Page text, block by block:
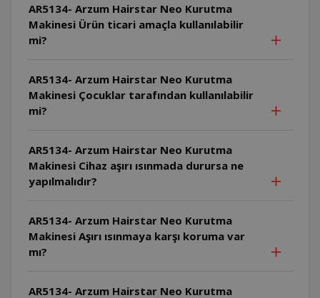
AR5134- Arzum Hairstar Neo Kurutma
Makinesi Ürün ticari amaçla kullanılabilir
mi?
AR5134- Arzum Hairstar Neo Kurutma
Makinesi Çocuklar tarafından kullanılabilir
mi?
AR5134- Arzum Hairstar Neo Kurutma
Makinesi Cihaz aşırı ısınmada durursa ne
yapılmalıdır?
AR5134- Arzum Hairstar Neo Kurutma
Makinesi Aşırı ısınmaya karşı koruma var
mı?
AR5134- Arzum Hairstar Neo Kurutma